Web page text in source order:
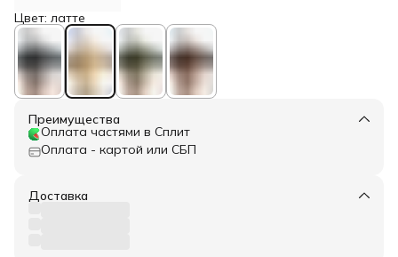
Цвет: латте
Преимущества
Оплата частями в Сплит
Оплата - картой или СБП
Доставка